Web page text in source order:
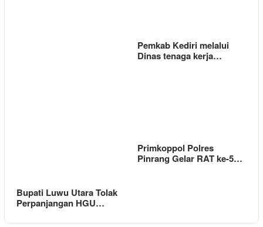
Pemkab Kediri melalui
Dinas tenaga kerja…
Bupati Luwu Utara Tolak
Perpanjangan HGU…
Primkoppol Polres
Pinrang Gelar RAT ke-5…